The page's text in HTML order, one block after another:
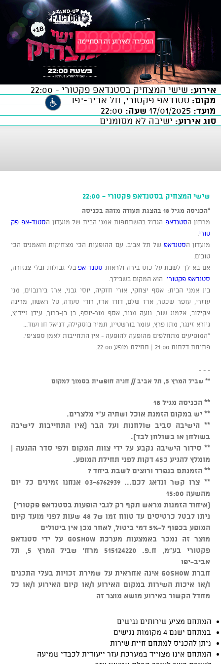
אירוע: שישי המצחיק בסטנדאפ פקטורי - 22:00
מקום: סטנדאפ פקטורי, תל אביב-יפו
מועד:
שעה:
סוג אירוע: ישיבה לא מסומנים
שישי המצחיק בסטנדאפ פקטורי - 22:00
*הכניסה מגיל 18 בהצגת תעודה מזהה בכניסה
מרתון הסטנדאפ הגדול בהשתתפות אמני הבית של מועדון הסטנד-אפ פק
טורי.
מועדון הסטנדאפ של תל אביב. עם ההופעות הכי מצחיקות והאמנים הכי
טובים.
אם בא לך לשבת על כוס בירה ולראות סטנד-אפ בלי גבולות ובלי צנזורה,
סטנדאפ פקטורי הוא המקום בשבילך.
בין אמני הבית: אסף יצחקי, אורי חזקיה, יוסי גבני, ארז בירנבוים, מני
עוזרי, עופר שכטר, ארז שלם, דודו ארז, רודי סעדה, טל ראשון, מרינה
אקילוב, אלמוג שור, נועה מנור, אסף מור-יוסף, בן בן-ברוך, עידן ניידיץ,
גיורא זינגר, מתן פרץ, עומר בורשטיין, תמיר בוסקילה, דניאל חן ועוד...
*המופיעים מתחלפים מהופעה להופעה - אין התחייבות לאמן ספציפי.
פתיחת דלתות 21:00 | תחילת מופע 22:00.
- - -
** שביל המרץ 5, תל אביב // חניה חופשית בסמוך למקום
** הכניסה מגיל 18
** יש במקום הזמנת אוכל ושתיה ע"י מלצרים.
** הישיבה סביב שולחנות ועל הבר (אין התחייבות לישיבה
בשולחן או בשולחן לבד).
** סידור הישיבה נקבע על ידי צוות המקום ולפי סדר ההגעה |
מומלץ להגיע כ45 דקות לפני תחילת המופע.
** הזמנתם בנפרד ורוצים לשבת ביחד ?
** צרו קשר ונדאג לכם... 03-6762939 אנחנו זמינים כל יום
מהשעה 15:00
(איחוד הזמנות מראש תקף רק לגבי הופעות בסטנדאפ פקטורי)
ניתן לבטל כרטיסים עד טווח זמן של 48 שעות לפני מועד קיום
המופע בכפוף ל-5% דמי ביטול, לאחר מכן אין ביטולים
מוצר זה נמכר באמצעות מערכת GOSHOW על ידי סטנדאפ
פקטורי בע"מ, ח.פ. 515124220 מרח' שביל המרץ 5, תל
אביב-יפו
חברת GOSHOW אינה אחראית על שמירת זכויות בעלי התכנים
ו/או איכות השירות במקום האירוע ו/או קיום האירוע ו/או כל
מחדל הקשור באירוע מושא מוצר זה
המתחם מציע שירותים נגישים
במתחם ישנם 4 מקומות נגישים
ניתן להכניס למתחם חיית שירות
המתחם אינו מצוייד במערכת עזר ייעודית לכבדי שמיעה